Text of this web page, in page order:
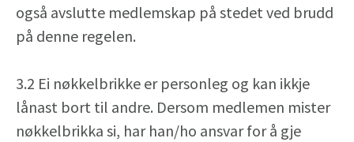
også avslutte medlemskap på stedet ved brudd
på denne regelen.
3.2 Ei nøkkelbrikke er personleg og kan ikkje
lånast bort til andre. Dersom medlemen mister
nøkkelbrikka si, har han/ho ansvar for å gje